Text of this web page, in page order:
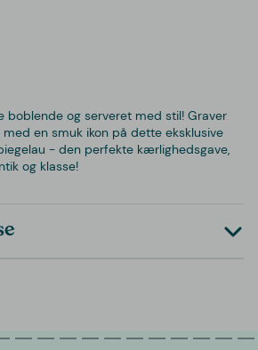
og serveret med stil! Graver
en smuk ikon på dette eksklusive
- den perfekte kærlighedsgave,
og klasse!